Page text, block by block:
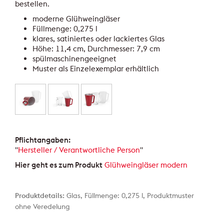
bestellen.
moderne Glühweingläser
Füllmenge: 0,275 l
klares, satiniertes oder lackiertes Glas
Höhe: 11,4 cm, Durchmesser: 7,9 cm
spülmaschinengeeignet
Muster als Einzelexemplar erhältlich
Pflichtangaben:
"Hersteller / Verantwortliche Person"
Hier geht es zum Produkt Glühweingläser modern
Produktdetails: Glas, Füllmenge: 0,275 l, Produktmuster
ohne Veredelung